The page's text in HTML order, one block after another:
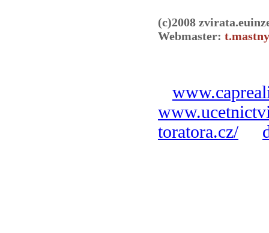
(c)2008
Webmaster:
toratora.cz/